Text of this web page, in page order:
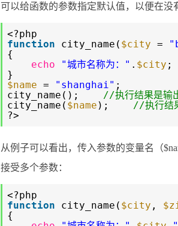
可以给函数的参数指定默认值，以便在没
<?php
function
city_name( $city =
{
echo
"城市名称为：" . $city ;
}
$name = "shanghai" ;
city_name();
//执行结果是输
city_name( $name );
//执行结
?>
从例子可以看出，传入参数的变量名（
接受多个参数：
<?php
function
city_name( $city ,
{